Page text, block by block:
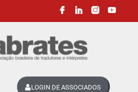
LOGIN DE ASSOCIADOS